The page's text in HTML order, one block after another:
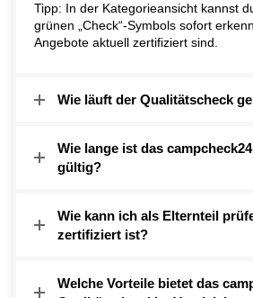
Tipp: In der Kategorieansicht kannst
grünen „Check“-Symbols sofort
Angebote aktuell zertifiziert sind.
Wie läuft der Qualitätscheck
Wie lange ist das
gültig?
Wie kann ich als Elternteil
zertifiziert ist?
Welche Vorteile bietet das